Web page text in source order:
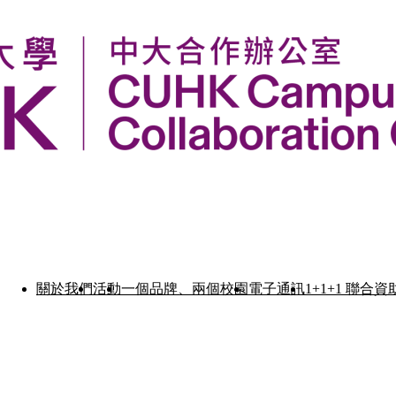
關於我們活動一個品牌、兩個校園 電子通訊1+1+1 聯合資